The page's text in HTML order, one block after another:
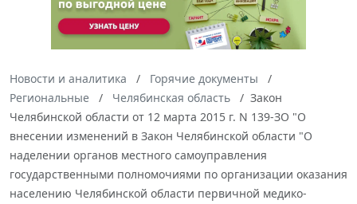
Новости и аналитика
Горячие документы
Региональные
Челябинская область
Закон
Челябинской области от 12 марта 2015 г. N 139-ЗО "О
внесении изменений в Закон Челябинской области "О
наделении органов местного самоуправления
государственными полномочиями по организации оказания
населению Челябинской области первичной медико-